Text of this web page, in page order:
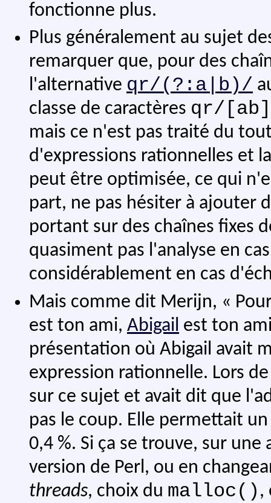
fonctionne plus.
Plus généralement au sujet
remarquer que, pour des
l'alternative qr/(?:a|b)/
classe de caractères qr/
mais ce n'est pas traité du
d'expressions rationnelles et
peut être optimisée, ce qui
part, ne pas hésiter à ajouter
portant sur des chaînes fixes
quasiment pas l'analyse en
considérablement en cas
Mais comme dit Merijn, «
est ton ami, Abigail est ton
présentation où Abigail avait
expression rationnelle. Lors
sur ce sujet et avait dit que
pas le coup. Elle permettait
0,4 %. Si ça se trouve, sur
version de Perl, ou en
threads, choix du malloc() ,